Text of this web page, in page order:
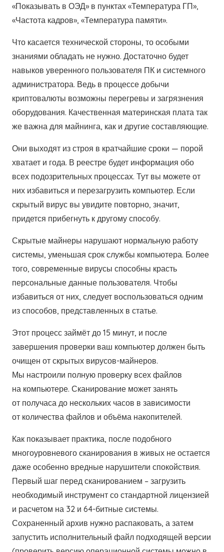
«Показывать в ОЭД» в пунктах «Температура ГП»,
«Частота кадров», «Температура памяти».
Что касается технической стороны, то особыми
знаниями обладать не нужно. Достаточно будет
навыков уверенного пользователя ПК и системного
администратора. Ведь в процессе добычи
криптовалюты возможны перегревы и загрязнения
оборудования. Качественная материнская плата так
же важна для майнинга, как и другие составляющие.
Они выходят из строя в кратчайшие сроки — порой
хватает и года. В реестре будет информация обо
всех подозрительных процессах. Тут вы можете от
них избавиться и перезагрузить компьютер. Если
скрытый вирус вы увидите повторно, значит,
придется прибегнуть к другому способу.
Скрытые майнеры нарушают нормальную работу
системы, уменьшая срок службы компьютера. Более
того, современные вирусы способны красть
персональные данные пользователя. Чтобы
избавиться от них, следует воспользоваться одним
из способов, представленных в статье.
Этот процесс займёт до 15 минут, и после
завершения проверки ваш компьютер должен быть
очищен от скрытых вирусов-майнеров.
Мы настроили полную проверку всех файлов
на компьютере. Сканирование может занять
от получаса до нескольких часов в зависимости
от количества файлов и объёма накопителей.
Как показывает практика, после подобного
многоуровневого сканирования в живых не остается
даже особенно вредные нарушители спокойствия.
Первый шаг перед сканированием – загрузить
необходимый инструмент со стандартной лицензией
и расчетом на 32 и 64-битные системы.
Сохраненный архив нужно распаковать, а затем
запустить исполнительный файл подходящей версии